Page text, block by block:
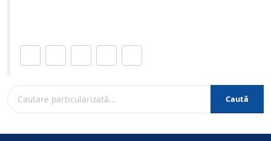
Caută